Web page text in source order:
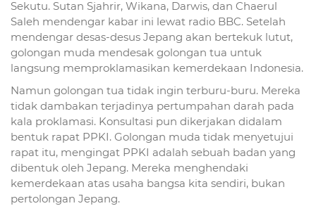
Sekutu. Sutan Sjahrir, Wikana, Darwis, dan Chaerul
Saleh mendengar kabar ini lewat radio BBC. Setelah
mendengar desas-desus Jepang akan bertekuk lutut,
golongan muda mendesak golongan tua untuk
langsung memproklamasikan kemerdekaan Indonesia.
Namun golongan tua tidak ingin terburu-buru. Mereka
tidak dambakan terjadinya pertumpahan darah pada
kala proklamasi. Konsultasi pun dikerjakan didalam
bentuk rapat PPKI. Golongan muda tidak menyetujui
rapat itu, mengingat PPKI adalah sebuah badan yang
dibentuk oleh Jepang. Mereka menghendaki
kemerdekaan atas usaha bangsa kita sendiri, bukan
pertolongan Jepang.